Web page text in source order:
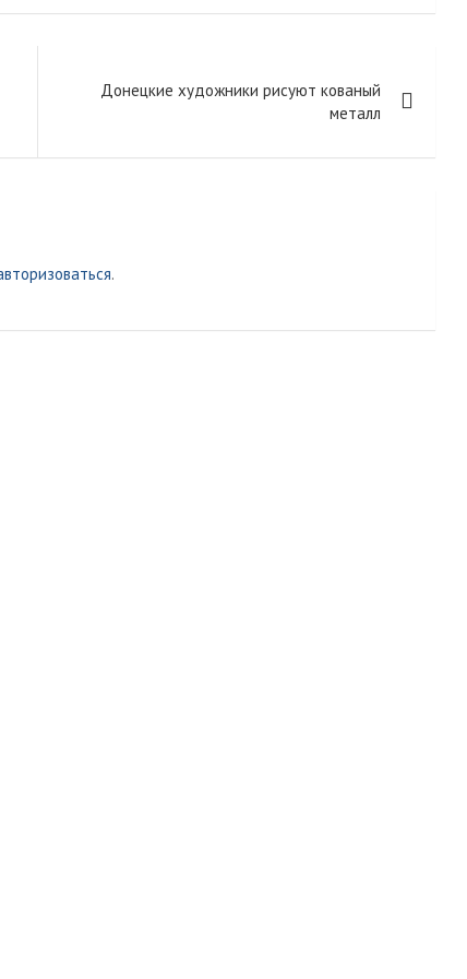
Донецкие художники рисуют кованый
металл
.